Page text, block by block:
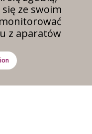
ze swoim
z aparatów